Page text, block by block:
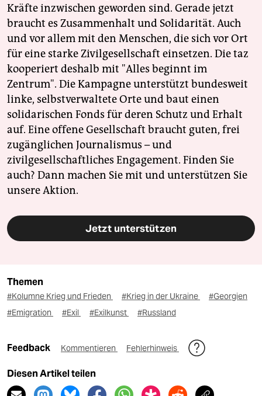
Kräfte inzwischen geworden sind. Gerade jetzt
braucht es Zusammenhalt und Solidarität. Auch
und vor allem mit den Menschen, die sich vor Ort
für eine starke Zivilgesellschaft einsetzen. Die taz
kooperiert deshalb mit "Alles beginnt im
Zentrum". Die Kampagne unterstützt bundesweit
linke, selbstverwaltete Orte und baut einen
solidarischen Fonds für deren Schutz und Erhalt
auf. Eine offene Gesellschaft braucht guten, frei
zugänglichen Journalismus – und
zivilgesellschaftliches Engagement. Finden Sie
auch? Dann machen Sie mit und unterstützen Sie
unsere Aktion.
Jetzt unterstützen
Themen
#Kolumne Krieg und Frieden #Krieg in der Ukraine
#Georgien
#Emigration
#Exil #Exilkunst #Russland
Feedback Kommentieren Fehlerhinweis
Diesen Artikel teilen